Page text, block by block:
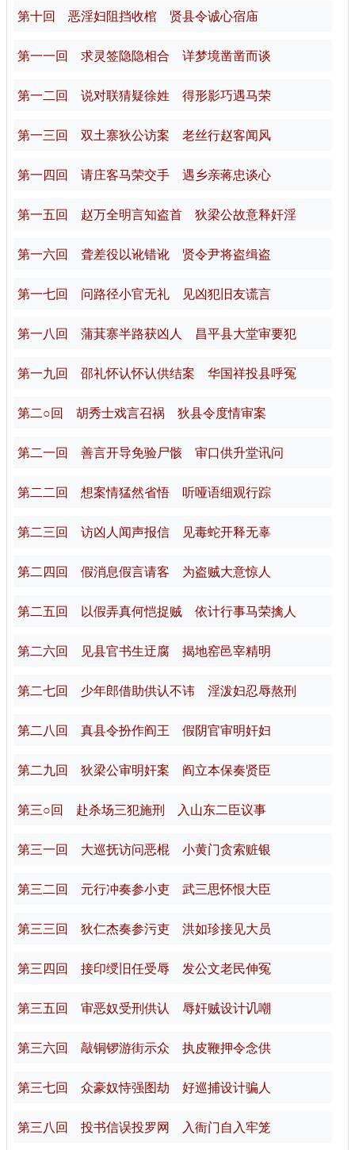
第十回 恶淫妇阻挡收棺 贤县令诚心宿庙
第一一回 求灵签隐隐相合 详梦境凿凿而谈
第一二回 说对联猜疑徐姓 得形影巧遇马荣
第一三回 双土寨狄公访案 老丝行赵客闻风
第一四回 请庄客马荣交手 遇乡亲蒋忠谈心
第一五回 赵万全明言知盗首 狄梁公故意释奸淫
第一六回 聋差役以讹错讹 贤令尹将盗缉盗
第一七回 问路径小官无礼 见凶犯旧友谎言
第一八回 蒲萁寨半路获凶人 昌平县大堂审要犯
第一九回 邵礼怀认怀认供结案 华国祥投县呼冤
第二○回 胡秀士戏言召祸 狄县令度情审案
第二一回 善言开导免验尸骸 审口供升堂讯问
第二二回 想案情猛然省悟 听哑语细观行踪
第二三回 访凶人闻声报信 见毒蛇开释无辜
第二四回 假消息假言请客 为盗贼大意惊人
第二五回 以假弄真何恺捉贼 依计行事马荣擒人
第二六回 见县官书生迂腐 揭地窑邑宰精明
第二七回 少年郎借助供认不讳 淫泼妇忍辱熬刑
第二八回 真县令扮作阎王 假阴官审明奸妇
第二九回 狄梁公审明奸案 阎立本保奏贤臣
第三○回 赴杀场三犯施刑 入山东二臣议事
第三一回 大巡抚访问恶棍 小黄门贪索赃银
第三二回 元行冲奏参小吏 武三思怀恨大臣
第三三回 狄仁杰奏参污吏 洪如珍接见大员
第三四回 接印绶旧任受辱 发公文老民伸冤
第三五回 审恶奴受刑供认 辱奸贼设计讥嘲
第三六回 敲铜锣游街示众 执皮鞭押令念供
第三七回 众豪奴恃强图劫 好巡捕设计骗人
第三八回 投书信误投罗网 入衙门自入牢笼